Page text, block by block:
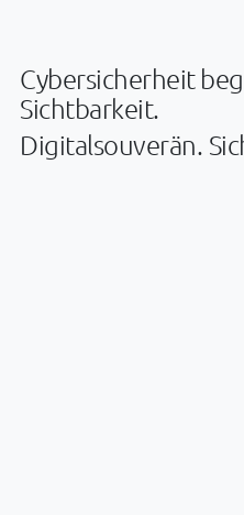
Cybersicherheit
Sichtbarkeit.
Digitalsouverän. Sic